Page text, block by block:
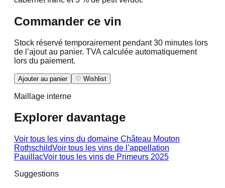
Commander ce vin
Stock réservé temporairement pendant 30 minutes lors
de l’ajout au panier. TVA calculée automatiquement
lors du paiement.
Ajouter au panier ♡ Wishlist
Maillage interne
Explorer davantage
Voir tous les vins du domaine Château Mouton
RothschildVoir tous les vins de l’appellation
PauillacVoir tous les vins de Primeurs 2025
Suggestions